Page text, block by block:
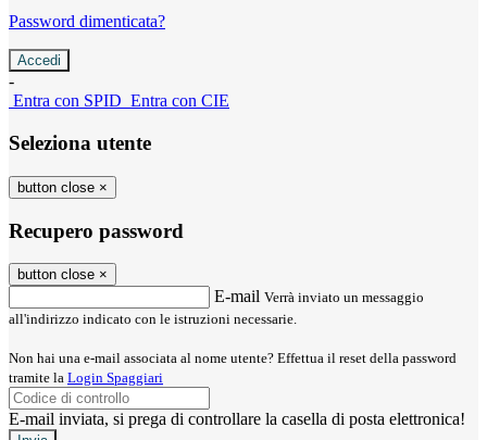
Password dimenticata?
-
Entra con SPID Entra con CIE
Seleziona utente
button close ×
Recupero password
button close ×
E-mail Verrà inviato un messaggio
all'indirizzo indicato con le istruzioni necessarie.
Non hai una e-mail associata al nome utente? Effettua il reset della password
tramite la Login Spaggiari
E-mail inviata, si prega di controllare la casella di posta elettronica!